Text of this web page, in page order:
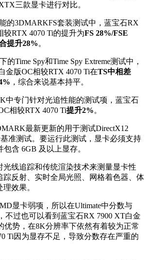
三款显卡进行对比。
的3DMARKFS套装测试中，蓝宝石RX
较RTX 4070 Ti的提升为FS 28%/FSE
提升28%。
Time Spy和Time Spy Extreme测试中，
金版OC相较RTX 4070 Ti在TS中相差
，综合来说基本持平。
中专门针对光追性能的测试项，蓝宝石
相较RTX 4070 Ti提升2%。
最新更新的用于测试DirectX12
准测试。要运行此测试，显卡必须支持
包含 6GB 及以上显存。
光线追踪和传统渲染技术来测量显卡性
踪反射、实时全局光照、网格着色器、体
效果。
显卡弱项，所以在Ultimate中分数与
不过也可以看到蓝宝石RX 7900 XT白金
优势，在8K分辨率下依然有着较为正常
Ti因为显存不足，导致分数存在严重的